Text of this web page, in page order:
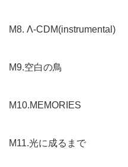
M8. Λ-CDM(instrumental)
M9.空白の鳥
M10.MEMORIES
M11.光に成るまで